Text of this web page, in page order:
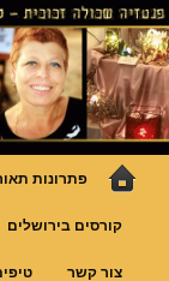
לדלג
לתוכן
פנטזיה –
לויטראז
גופי תאורה
בויטראז ובפסיפס
תפריט
פתרונות
קורסים בירושלים
צור קשר